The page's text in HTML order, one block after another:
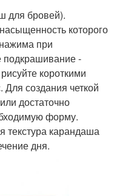
для бровей).
которого
при
подкрашивание -
короткими
создания четкой
достаточно
форму.
текстура карандаша
дня.